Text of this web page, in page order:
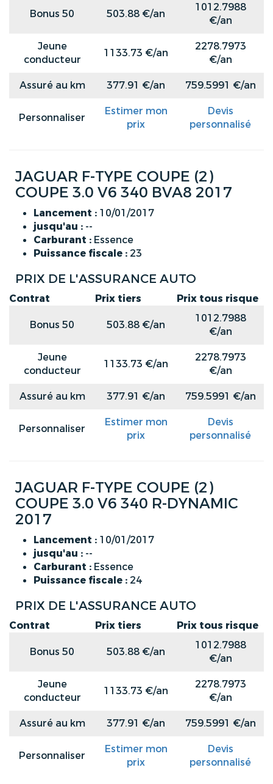
Bonus 50 503.88 €/an
1012.7988
€/an
Jeune
conducteur
1133.73 €/an
2278.7973
€/an
Assuré au km
377.91 €/an 759.5991 €/an
Personnaliser
Estimer mon
prix
Devis
personnalisé
JAGUAR F-TYPE COUPE (2)
COUPE 3.0 V6 340 BVA8 2017
Lancement : 10/01/2017
jusqu'au : --
Carburant : Essence
Puissance fiscale : 23
PRIX DE L'ASSURANCE AUTO
Contrat Prix tiers Prix tous risque
Bonus 50 503.88 €/an
1012.7988
€/an
Jeune
conducteur
1133.73 €/an
2278.7973
€/an
Assuré au km
377.91 €/an 759.5991 €/an
Personnaliser
Estimer mon
prix
Devis
personnalisé
JAGUAR F-TYPE COUPE (2)
COUPE 3.0 V6 340 R-DYNAMIC
2017
Lancement : 10/01/2017
jusqu'au : --
Carburant : Essence
Puissance fiscale : 24
PRIX DE L'ASSURANCE AUTO
Contrat Prix tiers Prix tous risque
Bonus 50 503.88 €/an
1012.7988
€/an
Jeune
conducteur
1133.73 €/an
2278.7973
€/an
Assuré au km
377.91 €/an 759.5991 €/an
Personnaliser
Estimer mon
prix
Devis
personnalisé